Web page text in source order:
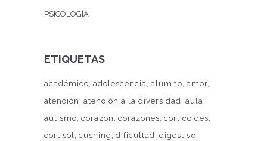
PSICOLOGÍA
ETIQUETAS
académico adolescencia alumno amor
atención atención a la diversidad
aula
autismo corazon corazones corticoides
cortisol
cushing dificultad
digestivo